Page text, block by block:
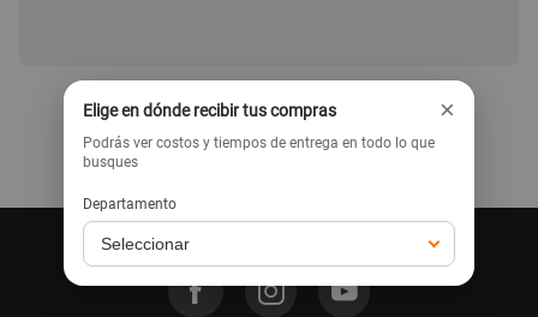
Ir a la home
Síguenos en nuestras redes:
Elige en dónde recibir tus compras ×
Podrás ver costos y tiempos de entrega en todo lo que
busques
Departamento